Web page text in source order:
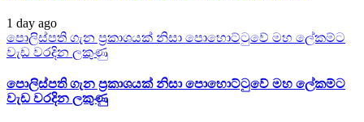
1 day ago
පොලිස්පති ගැන ප්‍රකාශයක් නිසා පොහොට්ටුවේ මහ ලේකම්ට
වැඩ වරදින ලකුණු
පොලිස්පති ගැන ප්‍රකාශයක් නිසා පොහොට්ටුවේ මහ ලේකම්ට
වැඩ වරදින ලකුණු